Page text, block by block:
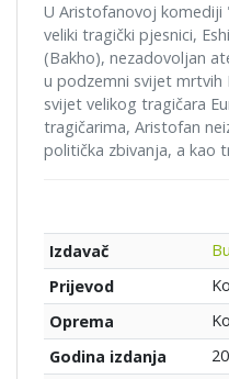
U Aristofanovoj komediji
veliki tragički pjesnici,
(Bakho), nezadovoljan
u podzemni svijet
svijet velikog tragičara
tragičarima, Aristofan
politička zbivanja, a kao
Izdavač
Prijevod
Oprema
Godina izdanja